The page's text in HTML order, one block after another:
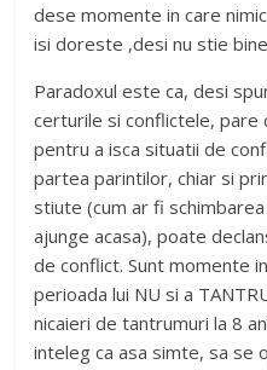
dese momente in care
isi doreste ,desi nu stie
Paradoxul este ca, desi
certurile si conflictele,
pentru a isca situatii de
partea parintilor, chiar si
stiute (cum ar fi
ajunge acasa), poate
de conflict. Sunt momente
perioada lui NU si a
nicaieri de tantrumuri la 8
inteleg ca asa simte, sa se